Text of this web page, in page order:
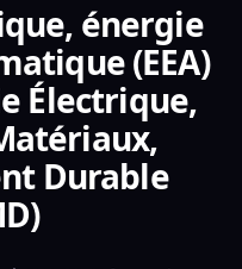
énergie
(EEA)
Électrique,
Durable